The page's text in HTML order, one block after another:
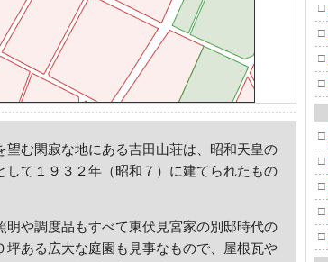
む閑寂な地にある吉田山荘は、昭和天皇の
して１９３２年（昭和７）に建てられたもの
や調度品もすべて東伏見宮家の別邸時代の
坪ある広大な庭園も見事なもので、屋根瓦や
□
□
□
□
□
□
□
□
□